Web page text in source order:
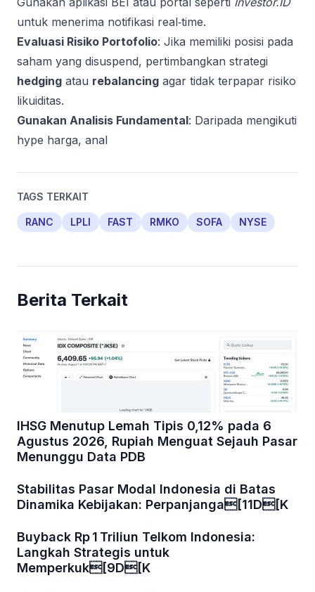
untuk menerima notifikasi real‑time.
Evaluasi Risiko Portofolio: Jika memiliki posisi pada
saham yang disuspend, pertimbangkan strategi
hedging atau rebalancing agar tidak terpapar risiko
likuiditas.
Gunakan Analisis Fundamental: Daripada mengikuti
hype harga, anal
TAGS TERKAIT
RANC LPLI FAST RMKO SOFA NYSE
Berita Terkait
IHSG Menutup Lemah Tipis 0,12% pada 6
Agustus 2026, Rupiah Menguat Sejauh Pasar
Menunggu Data PDB
Stabilitas Pasar Modal Indonesia di Batas
Dinamika Kebijakan: Perpanjanga[11D[K
Buyback Rp 1 Triliun Telkom Indonesia:
Langkah Strategis untuk
Memperkuk[9D[K